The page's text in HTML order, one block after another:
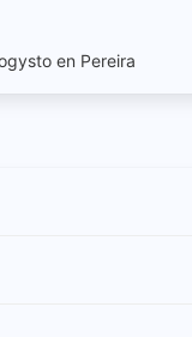
en Pereira